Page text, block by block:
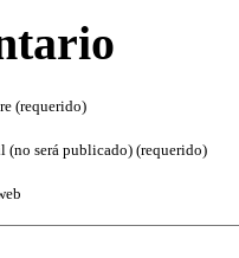
(requerido)
(no será publicado) (requerido)